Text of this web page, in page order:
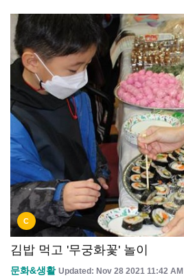
C
김밥 먹고 '무궁화꽃' 놀이
문화&생활 Updated: Nov 28 2021 11:42 AM